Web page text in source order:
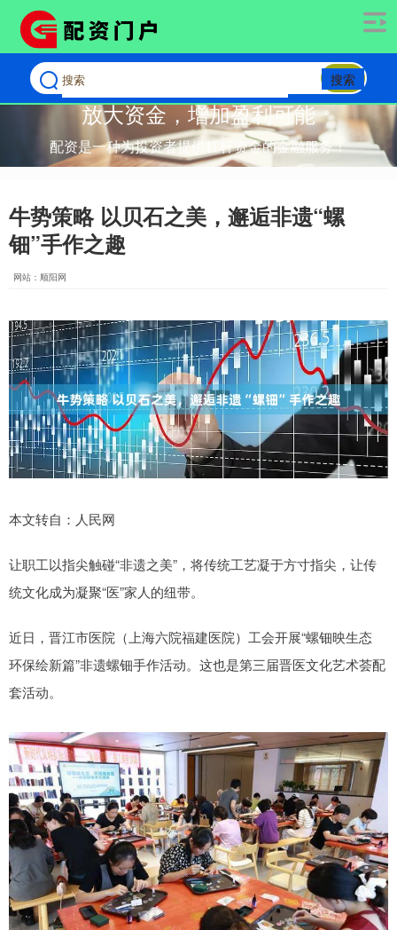
搜索
放大资金，增加盈利可能
配资是一种为投资者提供杠杆资金的金融服务！
牛势策略 以贝石之美，邂逅非遗“螺
钿”手作之趣
网站：顺阳网
本文转自：人民网
让职工以指尖触碰“非遗之美”，将传统工艺凝于方寸指尖，让传
统文化成为凝聚“医”家人的纽带。
近日，晋江市医院（上海六院福建医院）工会开展“螺钿映生态
环保绘新篇”非遗螺钿手作活动。这也是第三届晋医文化艺术荟配
套活动。